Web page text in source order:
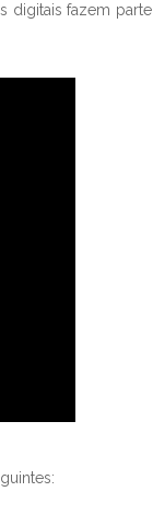
digitais fazem parte